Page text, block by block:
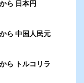
ら 日本円
ら 中国人民元
ら トルコリラ